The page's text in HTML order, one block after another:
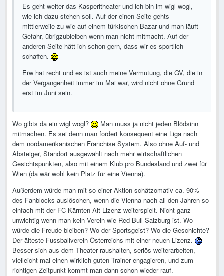
Es geht weiter das Kasperltheater und ich bin im wigl wogl,
wie ich dazu stehen soll. Auf der einen Seite gehts
mittlerweile zu wie auf einem türkischen Bazar und man läuft
Gefahr, übrigzubleiben wenn man nicht mitmacht. Auf der
anderen Seite hätt ich schon gern, dass wir es sportlich
schaffen.
Erw hat recht und es ist auch meine Vermutung, die GV, die in
der Vergangenheit immer im Mai war, wird nicht ohne Grund
erst im Juni sein.
Wo gibts da ein wigl wogl?
Man muss ja nicht jeden Blödsinn
mitmachen. Es sei denn man fordert konsequent eine Liga nach
dem nordamerikanischen Franchise System. Also ohne Auf- und
Absteiger, Standort ausgewählt nach mehr wirtschaftlichen
Gesichtspunkten, also mit einem Klub pro Bundesland und zwei für
Wien (da wär wohl kein Platz für eine Vienna).
Außerdem würde man mit so einer Aktion schätzomativ ca. 90%
des Fanblocks auslöschen, wenn die Vienna nach all den Jahren so
einfach mit der FC Kärnten Alt Lizenz weiterspielt. Nicht ganz
unwichtig wenn man kein Verein wie Red Bull Salzburg ist. Wo
würde die Freude bleiben? Wo der Sportsgeist? Wo die Geschichte?
Der älteste Fussballverein Österreichs mit einer neuen Lizenz.
Besser sich aus dem Theater raushalten, seriös weiterarbeiten,
vielleicht mal einen wirklich guten Trainer engagieren, und zum
richtigen Zeitpunkt kommt man dann schon wieder rauf.